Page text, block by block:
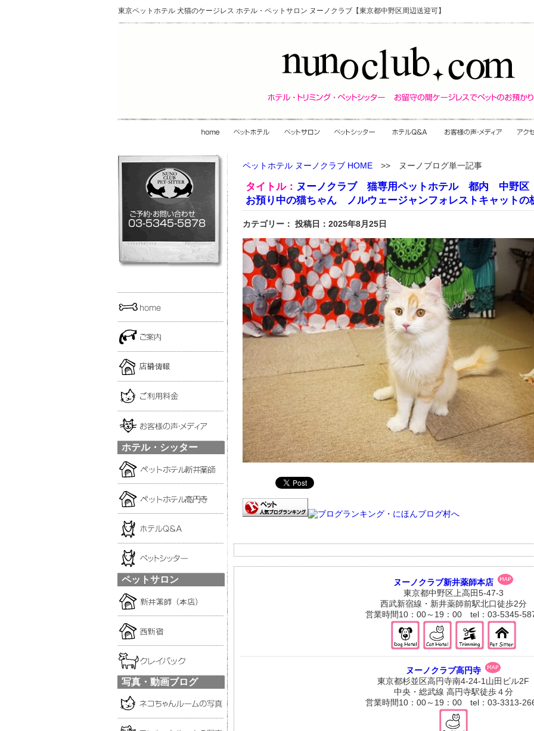
東京ペットホテル 犬猫のケージレス ホテル・ペットサロン ヌーノクラブ【東京都中野区周辺送迎可】
ホテル・シッター
ペットサロン
写真・動画ブログ
ペットホテル ヌーノクラブ HOME >> ヌーノブログ単一記事
タイトル： ヌーノクラブ 猫専用ペットホテル 都内 中野
お預り中の猫ちゃん ノルウェージャンフォレストキャットの
カテゴリー： 投稿日：2025年8月25日
ヌーノクラブ新井薬師本店
東京都中野区上高田5-47-3
西武新宿線・新井薬師前駅北口徒歩2分
営業時間10：00～19：00 tel：03-5345-
ヌーノクラブ高円寺
東京都杉並区高円寺南4-24-1山田ビル2F
中央・総武線 高円寺駅徒歩４分
営業時間10：00～19：00 tel：03-3313-